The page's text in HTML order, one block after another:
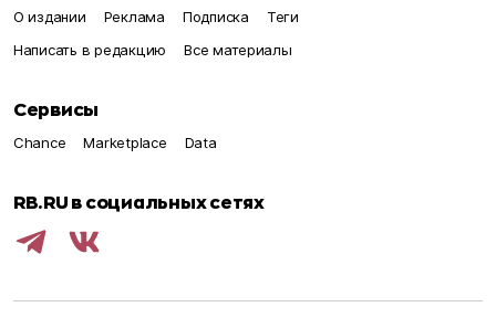
О издании Реклама Подписка
Теги
Написать в редакцию
Все материалы
Сервисы
Chance Marketplace Data
RB.RU в социальных сетях